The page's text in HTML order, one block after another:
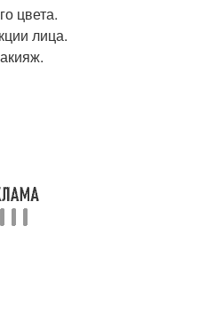
цвета.
лица.